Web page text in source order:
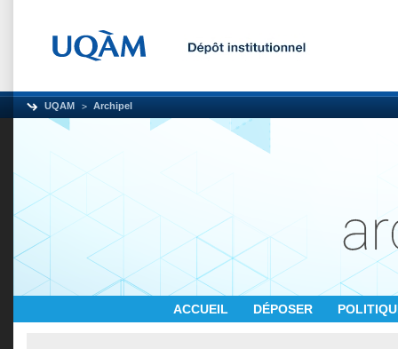
UQAM Archipel
ACCUEIL DÉPOSER